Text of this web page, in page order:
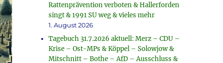
Rattenprävention verboten & Hallerforden
singt & 1991 SU weg & vieles mehr
1. August 2026
Tagebuch 31.7.2026 aktuell: Merz – CDU –
Krise – Ost-MPs & Köppel – Solowjow &
Mitschnitt – Bothe – AfD – Ausschluss &